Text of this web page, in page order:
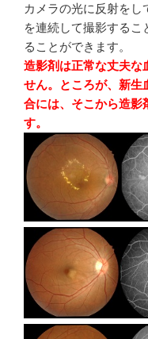
カメラの光に反射を
を連続して撮影するこ
ることができます。
造影剤は正常な丈夫な
せん。ところが、新生
合には、そこから造影
す。